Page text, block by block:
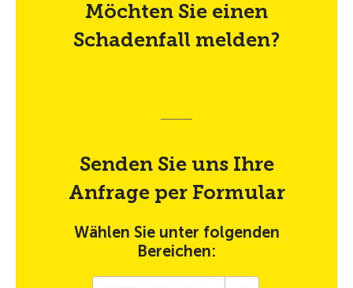
Möchten Sie einen
Schadenfall melden?
Senden Sie uns Ihre
Anfrage per Formular
Wählen Sie unter folgenden
Bereichen: